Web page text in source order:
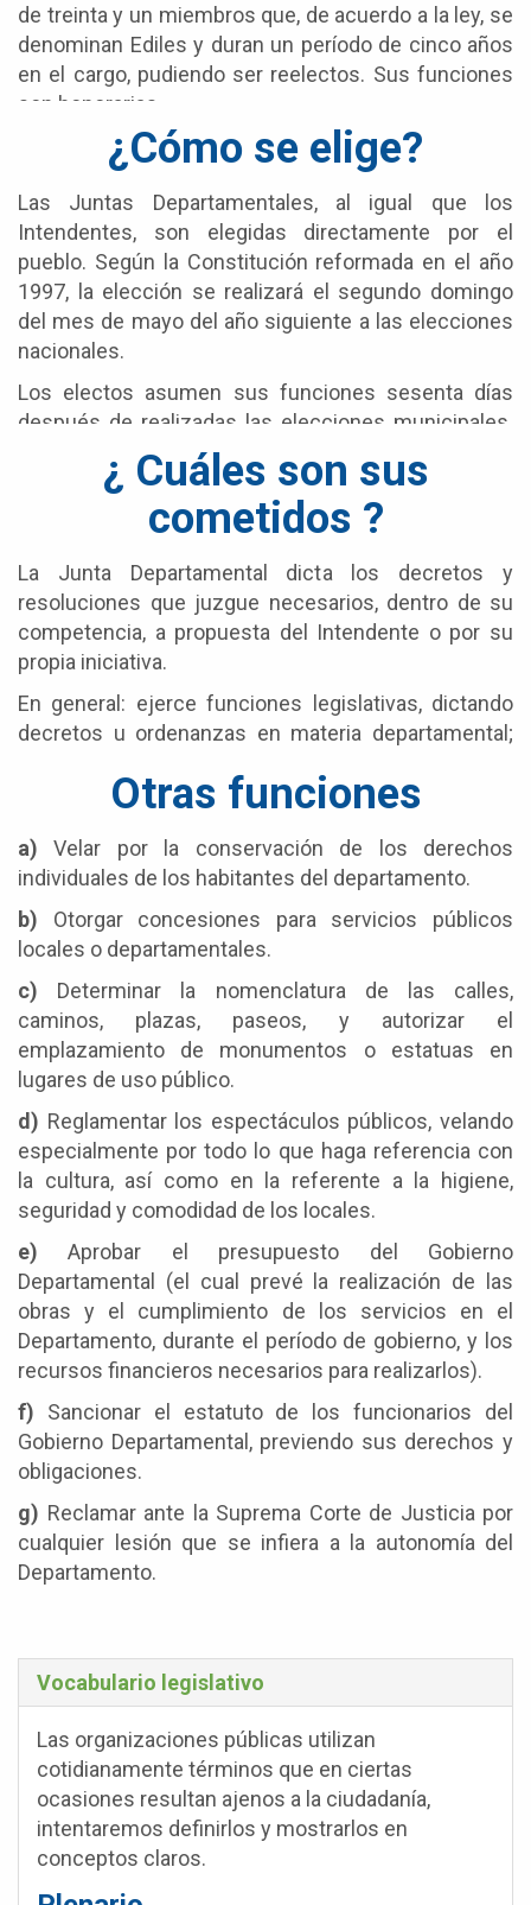
de treinta y un miembros que, de acuerdo a la ley, se
denominan Ediles y duran un período de cinco años
en el cargo, pudiendo ser reelectos. Sus funciones
son honorarias.
¿Cómo se elige?
Las Juntas Departamentales, al igual que los
Intendentes, son elegidas directamente por el
pueblo. Según la Constitución reformada en el año
1997, la elección se realizará el segundo domingo
del mes de mayo del año siguiente a las elecciones
nacionales.
Los electos asumen sus funciones sesenta días
después de realizadas las elecciones municipales.
Para poder ser electo Edil se requiere tener 18 años
cumplidos de edad, ciudadanía natural o legal con
tres años de ejercicio y ser nativo del departamento
o estar radicado en él desde tres años antes por lo
menos.
¿ Cuáles son sus
cometidos ?
La Junta Departamental dicta los decretos y
resoluciones que juzgue necesarios, dentro de su
competencia, a propuesta del Intendente o por su
propia iniciativa.
En general: ejerce funciones legislativas, dictando
decretos u ordenanzas en materia departamental;
participación vecinal, al ordenamiento territorial, a la
alineación de las calles y caminos vecinales y
departamentales, a la higiene y calidad de alimentos
y bebidas, al tránsito y los servicios de transporte.
Otras funciones
a) Velar por la conservación de los derechos
individuales de los habitantes del departamento.
b) Otorgar concesiones para servicios públicos
locales o departamentales.
c) Determinar la nomenclatura de las calles,
caminos, plazas, paseos, y autorizar el
emplazamiento de monumentos o estatuas en
lugares de uso público.
d) Reglamentar los espectáculos públicos, velando
especialmente por todo lo que haga referencia con
la cultura, así como en la referente a la higiene,
seguridad y comodidad de los locales.
e) Aprobar el presupuesto del Gobierno
Departamental (el cual prevé la realización de las
obras y el cumplimiento de los servicios en el
Departamento, durante el período de gobierno, y los
recursos financieros necesarios para realizarlos).
f) Sancionar el estatuto de los funcionarios del
Gobierno Departamental, previendo sus derechos y
obligaciones.
g) Reclamar ante la Suprema Corte de Justicia por
cualquier lesión que se infiera a la autonomía del
Departamento.
Vocabulario legislativo
Las organizaciones públicas utilizan
cotidianamente términos que en ciertas
ocasiones resultan ajenos a la ciudadanía,
intentaremos definirlos y mostrarlos en
conceptos claros.